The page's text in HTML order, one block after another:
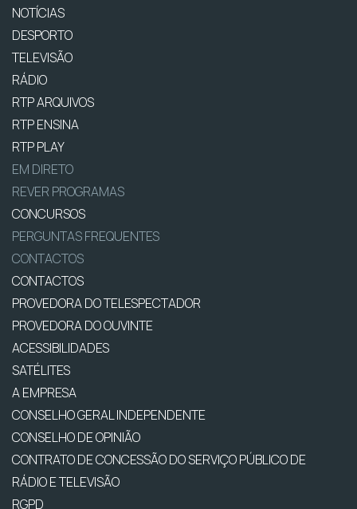
NOTÍCIAS
DESPORTO
TELEVISÃO
RÁDIO
RTP ARQUIVOS
RTP ENSINA
RTP PLAY
EM DIRETO
REVER PROGRAMAS
CONCURSOS
PERGUNTAS FREQUENTES
CONTACTOS
CONTACTOS
PROVEDORA DO TELESPECTADOR
PROVEDORA DO OUVINTE
ACESSIBILIDADES
SATÉLITES
A EMPRESA
CONSELHO GERAL INDEPENDENTE
CONSELHO DE OPINIÃO
CONTRATO DE CONCESSÃO DO SERVIÇO PÚBLICO DE
RÁDIO E TELEVISÃO
RGPD